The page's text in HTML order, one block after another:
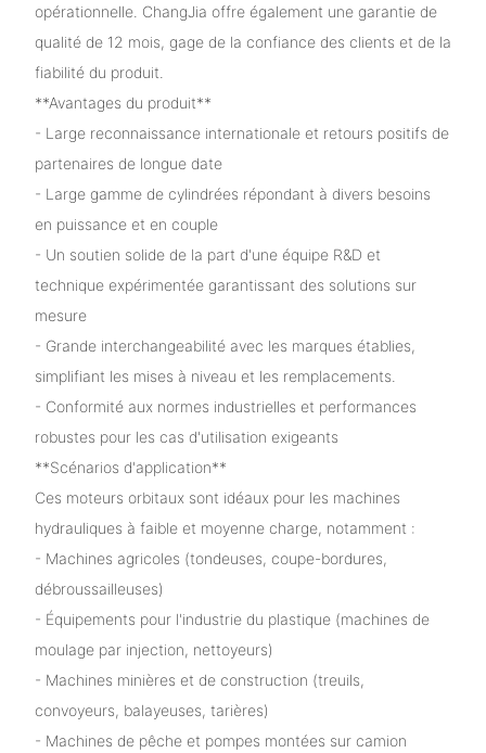
opérationnelle. ChangJia offre également une garantie de
qualité de 12 mois, gage de la confiance des clients et de la
fiabilité du produit.
**Avantages du produit**
- Large reconnaissance internationale et retours positifs de
partenaires de longue date
- Large gamme de cylindrées répondant à divers besoins
en puissance et en couple
- Un soutien solide de la part d'une équipe R&D et
technique expérimentée garantissant des solutions sur
mesure
- Grande interchangeabilité avec les marques établies,
simplifiant les mises à niveau et les remplacements.
- Conformité aux normes industrielles et performances
robustes pour les cas d'utilisation exigeants
**Scénarios d'application**
Ces moteurs orbitaux sont idéaux pour les machines
hydrauliques à faible et moyenne charge, notamment :
- Machines agricoles (tondeuses, coupe-bordures,
débroussailleuses)
- Équipements pour l'industrie du plastique (machines de
moulage par injection, nettoyeurs)
- Machines minières et de construction (treuils,
convoyeurs, balayeuses, tarières)
- Machines de pêche et pompes montées sur camion